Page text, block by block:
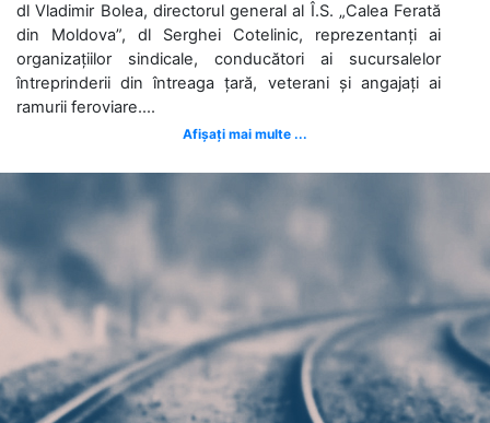
dl Vladimir Bolea, directorul general al Î.S. „Calea Ferată
din Moldova”, dl Serghei Cotelinic, reprezentanți ai
organizațiilor sindicale, conducători ai sucursalelor
întreprinderii din întreaga țară, veterani și angajați ai
ramurii feroviare....
Afișați mai multe ...